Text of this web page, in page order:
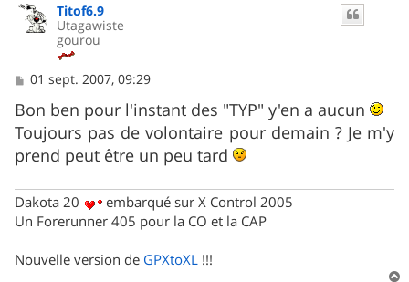
Titof6.9
Utagawiste
gourou
M
s
s
a
g
e
01 sept. 2007, 09:29
Bon ben pour l'instant des "TYP" y'en a aucun
Toujours pas de volontaire pour demain ? Je m'y
prend peut être un peu tard
Dakota 20
embarqué sur X Control 2005
Un Forerunner 405 pour la CO et la CAP
Nouvelle version de GPXtoXL !!!